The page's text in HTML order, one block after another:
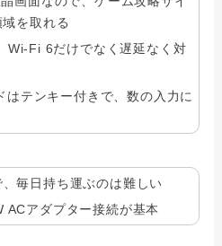
を取れる
Wi-Fi 6だけでなく遅延なく対
テンキー付きで、数の入力に
毎日持ち運ぶのは難しい
ACアダプター接続が基本